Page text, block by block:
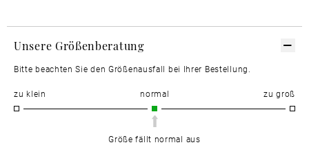
Unsere Größenberatung
Bitte beachten Sie den Größenausfall bei Ihrer Bestellung.
zu klein normal zu groß
Größe fällt normal aus